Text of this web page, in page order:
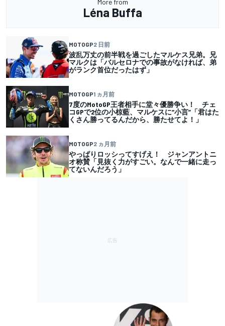
Léna Buffa
MOTOGP2 日前
波乱万丈の前半戦を過ごしたマルケス兄弟。兄
マルクは「バルセロナでの事故がなければ、弟
がランク首位だったはず」
MOTOGP1 ヵ月前
7度のMotoGP王者相手に堂々優勝争い！ チェ
コGPで2位の小椋藍、マルケスに“小言”「君はた
くさん勝ってるんだから、勝たせてよ！」
MOTOGP2 ヵ月前
やっぱりロッシってすげえ！ ジャンアントニ
オ称賛「見抜く力がすごい。なんで一緒に走っ
てないんだろう」